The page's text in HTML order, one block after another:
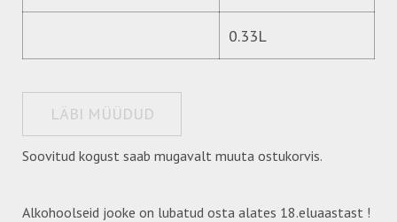
0.33L
LÄBI MÜÜDUD
Soovitud kogust saab mugavalt muuta ostukorvis.
Alkohoolseid jooke on lubatud osta alates 18.eluaastast !